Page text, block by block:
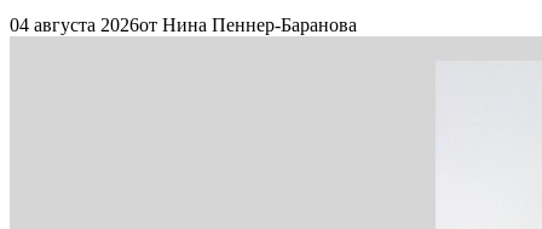
04 августа 2026от Нина Пеннер-Баранова